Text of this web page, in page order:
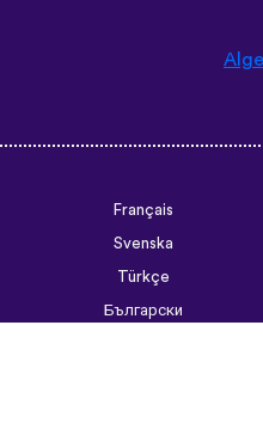
Français
Svenska
Türkçe
Български